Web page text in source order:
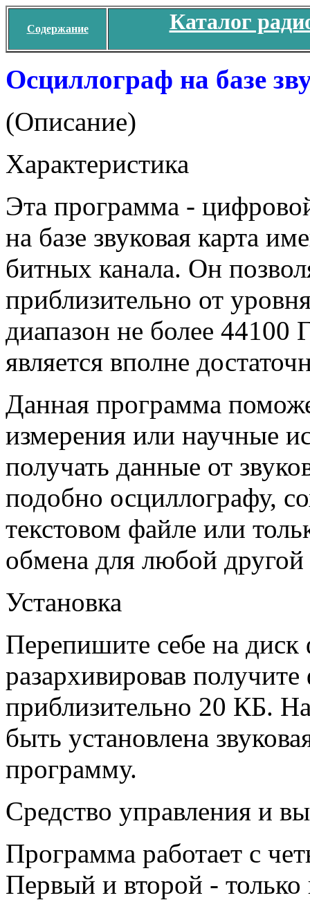
Содержание Каталог
Осциллограф на базе
(Описание)
Характеристика
Эта программа -
на базе звуковая карта
битных канала. Он
приблизительно от
диапазон не более 44100
является вполне
Данная программа
измерения или научные
получать данные от
подобно осциллографу,
текстовом файле или
обмена для любой
Установка
Перепишите себе на
разархивировав
приблизительно 20 КБ.
быть установлена
программу.
Средство управления и
Программа работает с
Первый и второй -